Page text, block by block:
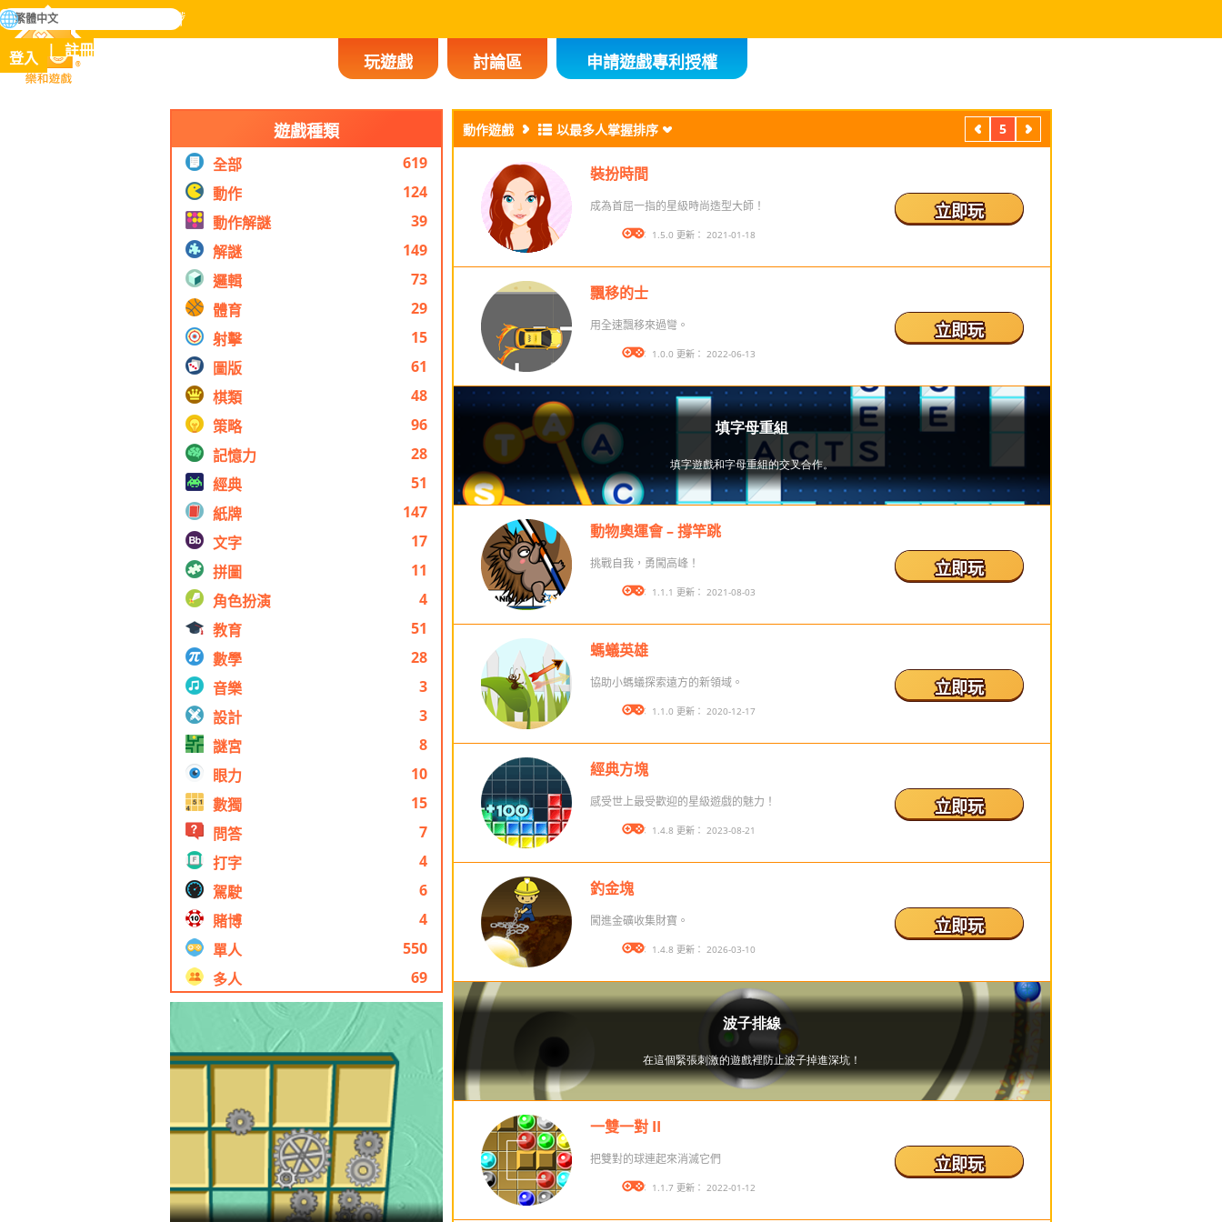
樂和遊戲
掌握人類歷史上所有遊戲
搜
尋
玩遊戲 討論區 申請遊戲專利授權
登入 註冊
繁體中文
遊戲種類
全部
619
動作
124
動作解謎
39
解謎
149
邏輯
73
體育
29
射擊
15
圖版
61
棋類
48
策略
96
記憶力
28
經典
51
紙牌
147
文字
17
拼圖
11
角色扮演
4
教育
51
數學
28
音樂
3
設計
3
謎宮
8
眼力
10
數獨
15
問答
7
打字
4
駕駛
6
賭博
4
單人
550
多人
69
動作遊戲 以最多人掌握排序
上
一
5
下
一
裝扮時間
成為首屈一指的星級時尚造型大師！
版本： 1.5.0 更新： 2021-01-18
立即玩
飄移的士
用全速飄移來過彎。
版本： 1.0.0 更新： 2022-06-13
立即玩
動物奧運會 – 撐竿跳
挑戰自我，勇闖高峰！
版本： 1.1.1 更新： 2021-08-03
立即玩
螞蟻英雄
協助小螞蟻探索遠方的新領域。
版本： 1.1.0 更新： 2020-12-17
立即玩
經典方塊
感受世上最受歡迎的星級遊戲的魅力！
版本： 1.4.8 更新： 2023-08-21
立即玩
釣金塊
闖進金礦收集財寶。
版本： 1.4.8 更新： 2026-03-10
立即玩
一雙一對 II
把雙對的球連起來消滅它們
版本： 1.1.7 更新： 2022-01-12
立即玩